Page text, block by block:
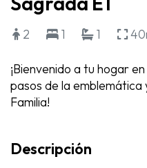
2 1 1
¡Bienvenido a tu hogar
pasos de la
Familia!
Descripción